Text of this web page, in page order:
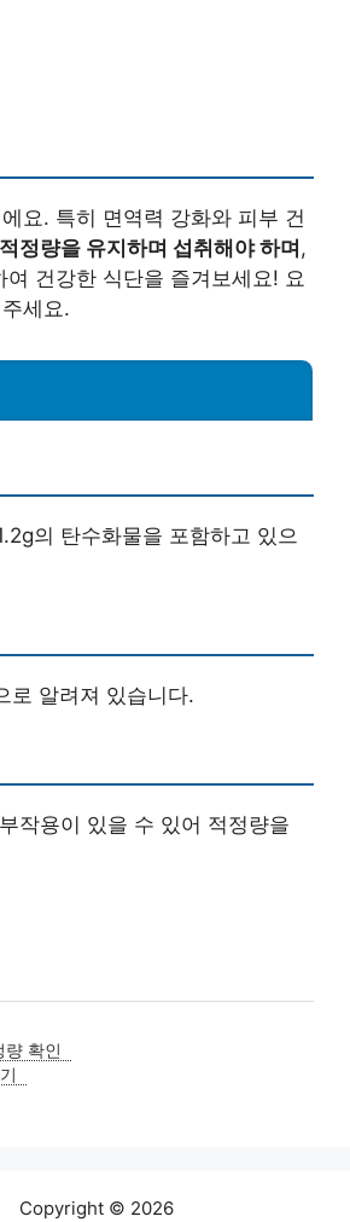
요. 특히 면역력 강화와 피부 건
정량을 유지하며 섭취해야 하며,
건강한 식단을 즐겨보세요! 요
세요.
의 탄수화물을 포함하고 있으
로 알려져 있습니다.
작용이 있을 수 있어 적정량을
량 확인
Copyright © 2026